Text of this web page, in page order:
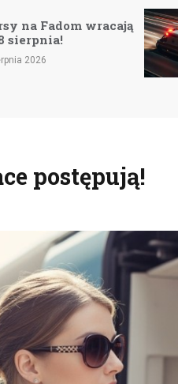
na Fadom wracają
sierpnia!
2026
postępują!